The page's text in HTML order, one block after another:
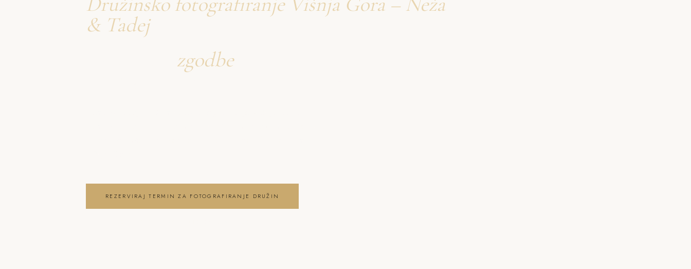
& Tadej
zgodbe
o fotografiranje družin Višnja Gora
REZERVIRAJ TERMIN ZA FOTOGRAFIRANJE DRUŽIN